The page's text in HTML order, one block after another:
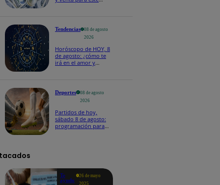
Tendencias
08 de agosto
2026
Horóscopo de HOY, 8
de agosto: ¿cómo te
irá en el amor y
Deportes
08 de agosto
2026
Partidos de hoy,
sábado 8 de agosto:
programación para
Te
ayudo
26 de mayo
2025